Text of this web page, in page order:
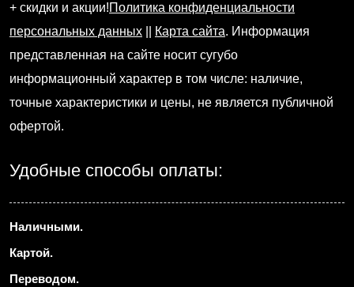
+ скидки и акции!Политика конфиденциальности
персональных данных
Карта сайта. Информация
представленная на сайте носит сугубо
информационный характер в том числе: наличие,
точные характеристики и цены, не является публичной
офертой.
Удобные способы оплаты:
Наличными.
Картой.
Переводом.